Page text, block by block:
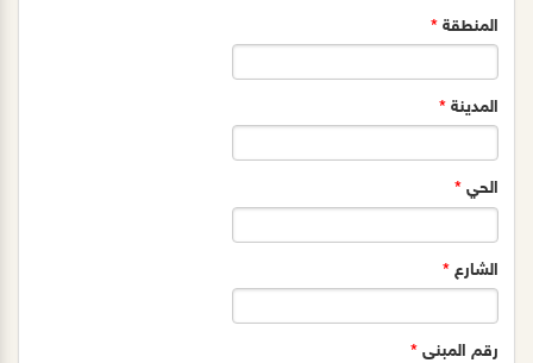
المنطقة *
المدينة *
الحي *
الشارع *
رقم المبنى *